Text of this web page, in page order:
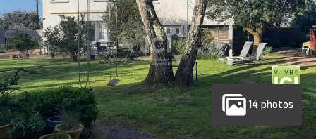
14 photos